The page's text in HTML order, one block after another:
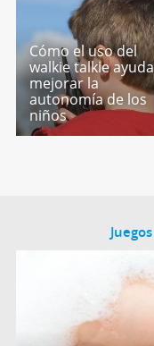
Cómo el uso del
walkie talkie
mejorar la
autonomía de los
niños